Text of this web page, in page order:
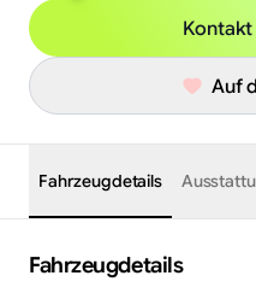
Auf
Fahrzeugdetails
Fahrzeugdetails